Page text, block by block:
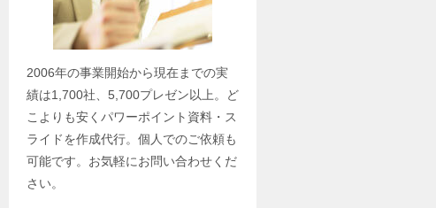
2006年の事業開始から現在までの実
績は1,700社、5,700プレゼン以上。ど
こよりも安くパワーポイント資料・ス
ライドを作成代行。個人でのご依頼も
可能です。お気軽にお問い合わせくだ
さい。